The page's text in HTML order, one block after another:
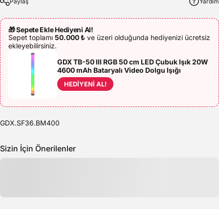
🎁 Sepete Ekle Hediyeni Al!
Sepet toplamı 50.000 ₺ ve üzeri olduğunda hediyenizi ücretsiz
ekleyebilirsiniz.
GDX TB-50 III RGB 50 cm LED Çubuk Işık 20W
4600 mAh Bataryalı Video Dolgu Işığı
HEDİYENİ AL!
GDX.SF36.BM400
Sizin İçin Önerilenler